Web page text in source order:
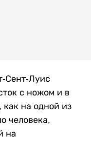
Сент-Луис
с ножом и в
как на одной из
человека,
на